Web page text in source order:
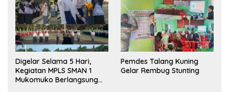
Digelar Selama 5 Hari,
Kegiatan MPLS SMAN 1
Mukomuko Berlangsung
Pemdes Talang Kuning
Gelar Rembug Stunting